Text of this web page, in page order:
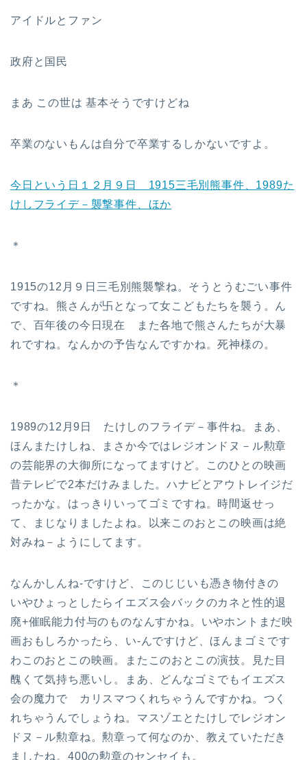
アイドルとファン
政府と国民
まあ この世は 基本そうですけどね
卒業のないもんは自分で卒業するしかないですよ。
今日という日１２月９日 1915三毛別熊事件、1989た
けしフライデ－襲撃事件、ほか
＊
1915の12月９日三毛別熊襲撃ね。そうとうむごい事件
ですね。熊さんが卐となって女こどもたちを襲う。ん
で、百年後の今日現在 また各地で熊さんたちが大暴
れですね。なんかの予告なんですかね。死神様の。
＊
1989の12月9日 たけしのフライデ－事件ね。まあ、
ほんまたけしね、まさか今ではレジオンドヌ－ル勲章
の芸能界の大御所になってますけど。このひとの映画
昔テレビで2本だけみました。ハナビとアウトレイジだ
ったかな。はっきりいってゴミですね。時間返せっ
て、まじなりましたよね。以来このおとこの映画は絶
対みね－ようにしてます。
なんかしんね-ですけど、このじじいも憑き物付きの
いやひょっとしたらイエズス会バックのカネと性的退
廃+催眠能力付与のものなんすかね。いやホントまだ映
画おもしろかったら、い-んですけど、ほんまゴミです
わこのおとこの映画。またこのおとこの演技。見た目
醜くて気持ち悪いし。まあ、どんなゴミでもイエズス
会の魔力で カリスマつくれちゃうんですかね。つく
れちゃうんでしょうね。マスゾエとたけしでレジオン
ドヌ－ル勲章ね。勲章って何なのか、教えていただき
ましたね。400の勲章のセンセイも。